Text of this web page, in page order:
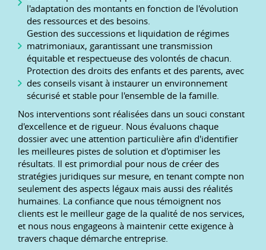
l'adaptation des montants en fonction de l'évolution
des ressources et des besoins.
Gestion des successions et liquidation de régimes
matrimoniaux, garantissant une transmission
équitable et respectueuse des volontés de chacun.
Protection des droits des enfants et des parents, avec
des conseils visant à instaurer un environnement
sécurisé et stable pour l'ensemble de la famille.
Nos interventions sont réalisées dans un souci constant
d'excellence et de rigueur. Nous évaluons chaque
dossier avec une attention particulière afin d'identifier
les meilleures pistes de solution et d'optimiser les
résultats. Il est primordial pour nous de créer des
stratégies juridiques sur mesure, en tenant compte non
seulement des aspects légaux mais aussi des réalités
humaines. La confiance que nous témoignent nos
clients est le meilleur gage de la qualité de nos services,
et nous nous engageons à maintenir cette exigence à
travers chaque démarche entreprise.